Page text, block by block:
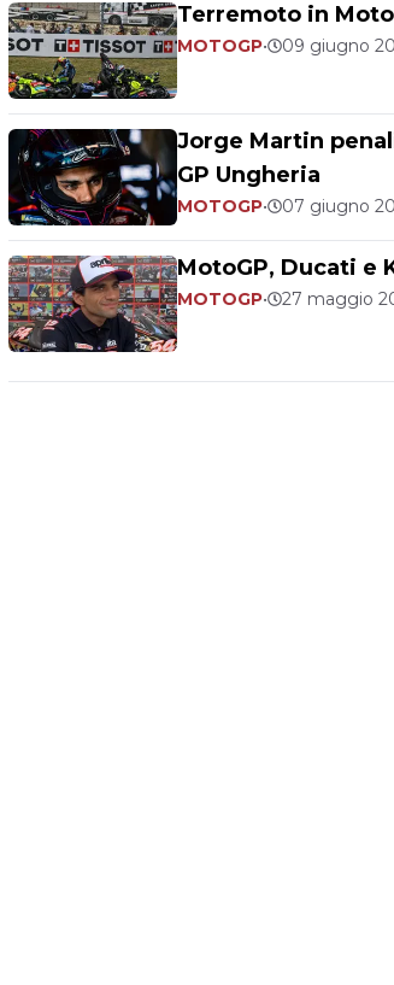
Terremoto in
MOTOGP• 09 giugno
Jorge Martin
GP Ungheria
MOTOGP• 07 giugno
MotoGP, Ducati e
MOTOGP• 27 maggio